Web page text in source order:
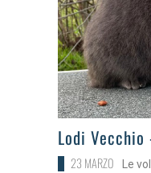
>Lodi
23 MARZO Le